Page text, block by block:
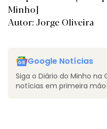
Minho]
Autor: Jorge Oliveira
Google Notícias
Siga o Diário do Minho na
notícias em primeira mão!